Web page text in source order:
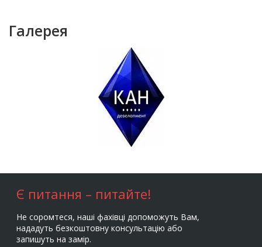
Галерея
Є питання – питайте!
Не соромтеся, наші фахівці допоможуть Вам,
нададуть безкоштовну консультацію або
запишуть на замір.